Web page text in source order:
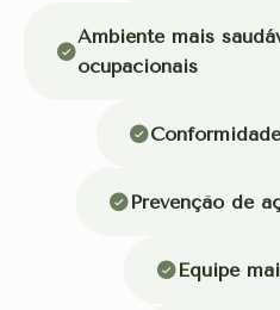
Ambiente mais
ocupacionais
Prevenção de
Equipe